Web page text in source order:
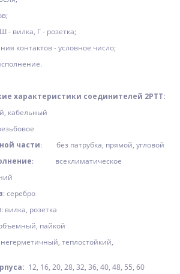
- вилка, Г - розетка;
контактов - условное число;
характеристики соединителей 2РТТ:
кабельный
части: без патрубка, прямой, угловой
: всеклиматическое
: серебро
: вилка, розетка
пайкой
теплостойкий,
12, 16, 20, 28, 32, 36, 40, 48, 55, 60